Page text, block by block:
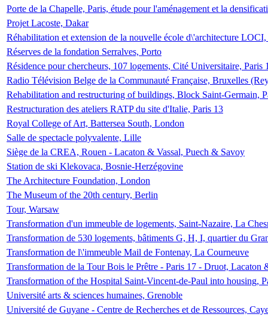
Porte de la Chapelle, Paris, étude pour l'aménagement et la
Projet Lacoste, Dakar
Réhabilitation et extension de la nouvelle école d\'architecture
Réserves de la fondation Serralves, Porto
Résidence pour chercheurs, 107 logements, Cité Universitaire, Paris
Radio Télévision Belge de la Communauté Française, Bruxelles
Rehabilitation and restructuring of buildings, Block Saint-Germain,
Restructuration des ateliers RATP du site d'Italie, Paris 13
Royal College of Art, Battersea South, London
Salle de spectacle polyvalente, Lille
Siège de la CREA, Rouen - Lacaton & Vassal, Puech & Savoy
Station de ski Klekovaca, Bosnie-Herzégovine
The Architecture Foundation, London
The Museum of the 20th century, Berlin
Tour, Warsaw
Transformation d'un immeuble de logements, Saint-Nazaire, La
Transformation de 530 logements, bâtiments G, H, I, quartier du
Transformation de l\'immeuble Mail de Fontenay, La Courneuve
Transformation de la Tour Bois le Prêtre - Paris 17 - Druot, Lacaton
Transformation of the Hospital Saint-Vincent-de-Paul into housing,
Université arts & sciences humaines, Grenoble
Université de Guyane - Centre de Recherches et de Ressources,